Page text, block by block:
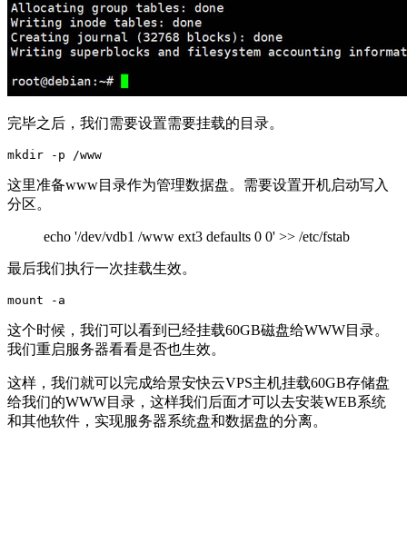
完毕之后，我们需要设置需要挂载的目录。
这里准备www目录作为管理数据盘。需要设置开机启动写入
分区。
echo '/dev/vdb1 /www ext3 defaults 0 0' >> /etc/fstab
最后我们执行一次挂载生效。
这个时候，我们可以看到已经挂载60GB磁盘给WWW目录。
我们重启服务器看看是否也生效。
这样，我们就可以完成给景安快云VPS主机挂载60GB存储盘
给我们的WWW目录，这样我们后面才可以去安装WEB系统
和其他软件，实现服务器系统盘和数据盘的分离。